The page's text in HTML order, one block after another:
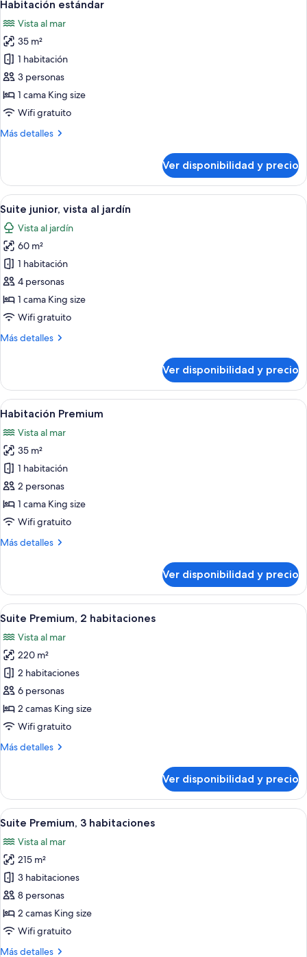
todas
las
fotos
de
Habitación
estándar
Habitación estándar
Vista al mar
35 m²
1 habitación
3 personas
1 cama King size
Wifi gratuito
Más detalles
Más
estándar
Ver disponibilidad y precio
Ver
todas
las
fotos
de
Suite
junior,
vista
jardín
Una habitación de hotel moderna
12
Suite junior, vista al jardín
Vista al jardín
60 m²
1 habitación
4 personas
1 cama King size
Wifi gratuito
Más detalles
Más
junior,
vista
al
Ver disponibilidad y precio
Ver
todas
las
fotos
de
Habitación
Premium
Un balcón con vista al mar, un
7
Habitación Premium
Vista al mar
35 m²
1 habitación
2 personas
1 cama King size
Wifi gratuito
Más detalles
Más
Premium
Ver disponibilidad y precio
Ver
todas
las
fotos
de
Suite
Premium,
2
habitaciones
21
Suite Premium, 2 habitaciones
Vista al mar
220 m²
2 habitaciones
6 personas
2 camas King size
Wifi gratuito
Más detalles
Más
Premium,
habitaciones
Ver disponibilidad y precio
Ver
todas
las
fotos
de
Suite
Premium,
3
habitaciones
Un balcón con mobiliario de
34
Suite Premium, 3 habitaciones
Vista al mar
215 m²
3 habitaciones
8 personas
2 camas King size
Wifi gratuito
Más detalles
Más